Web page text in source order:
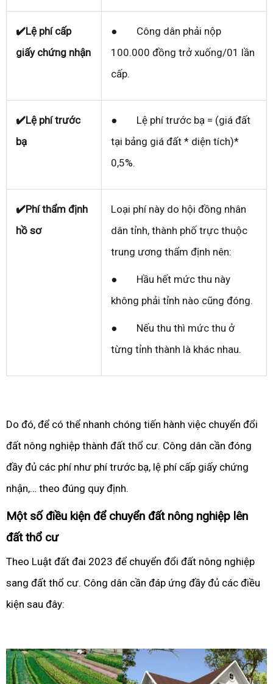
✔️Lệ phí cấp
giấy chứng nhận
● Công dân phải nộp
100.000 đồng trở xuống/01 lần
cấp.
✔️Lệ phí trước
bạ
● Lệ phí trước bạ = (giá đất
tại bảng giá đất * diện tích)*
0,5%.
✔️Phí thẩm định
hồ sơ
Loại phí này do hội đồng nhân
dân tỉnh, thành phố trực thuộc
trung ương thẩm định nên:
● Hầu hết mức thu này
không phải tỉnh nào cũng đóng.
● Nếu thu thì mức thu ở
từng tỉnh thành là khác nhau.
Do đó, để có thể nhanh chóng tiến hành việc chuyển đổi
đất nông nghiệp thành đất thổ cư. Công dân cần đóng
đầy đủ các phí như phí trước bạ, lệ phí cấp giấy chứng
nhận,… theo đúng quy định.
Một số điều kiện để chuyển đất nông nghiệp lên
đất thổ cư
Theo Luật đất đai 2023 để chuyển đổi đất nông nghiệp
sang đất thổ cư. Công dân cần đáp ứng đầy đủ các điều
kiện sau đây: